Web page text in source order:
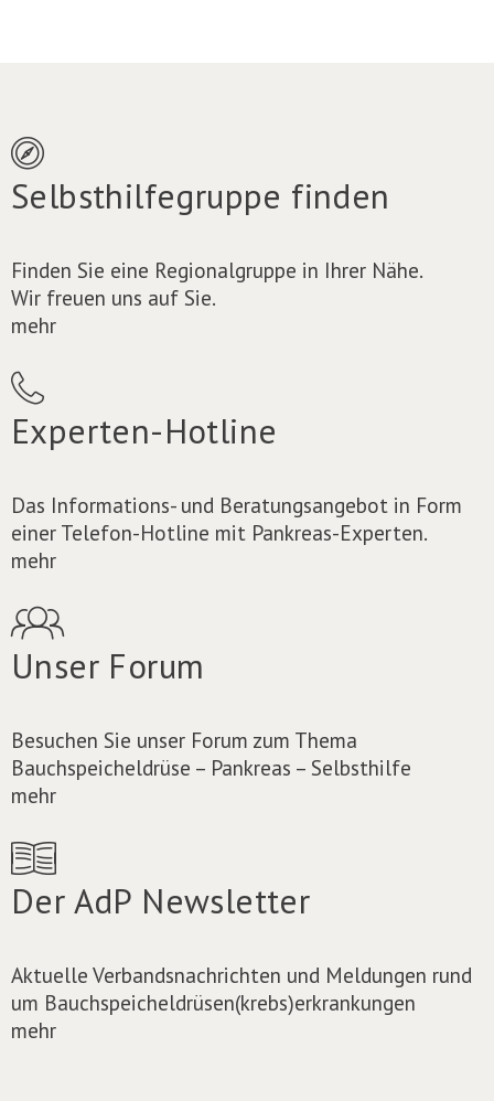
Selbsthilfegruppe finden
Finden Sie eine Regionalgruppe in Ihrer Nähe.
Wir freuen uns auf Sie.
mehr
Experten-Hotline
Das Informations- und Beratungsangebot in Form
einer Telefon-Hotline mit Pankreas-Experten.
mehr
Unser Forum
Besuchen Sie unser Forum zum Thema
Bauchspeicheldrüse – Pankreas – Selbsthilfe
mehr
Der AdP Newsletter
Aktuelle Verbandsnachrichten und Meldungen rund
um Bauchspeicheldrüsen(krebs)erkrankungen
mehr